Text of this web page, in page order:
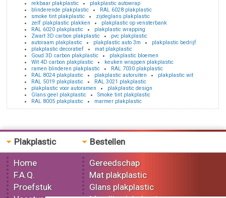
rekbaar plakplastic
plakplastic autowrap
blinderende plakplastic
RAL 6028 plakplastic
smoke tint plakplastic
zijdeglans plakplastic
zelf plakplastic plakken
plakplastic op vensterbank
RAL 6020 plakplastic
plakplastic wrapping
Zwart 3D carbon plakplastic
pvc plakplastic
autoraam plakplastic
plakplastic auto 3m
plakplastic bedrijf
plakplastic decoratief
mat plakplastic
Goud 3D carbon plakplastic
plakplastic bloemen
Wit 4D carbon plakplastic
keuken wrappen plakplastic
ramen blinderen plakplastic
RAL 7030 plakplastic
RAL 8024 plakplastic
plakplastic autoruiten
plakplastic wit
RAL 5019 plakplastic
RAL 3021 plakplastic
plakplastic voor autoramen
plakplastic design
Glans geel plakplastic
Smoke tint plakplastic
RAL 8005 plakplastic
marmer plakplastic
Plakplastic
Home
F.A.Q.
Proefstuk
Bestellen
Gereedschap
Mat plakplastic
Glans plakplastic